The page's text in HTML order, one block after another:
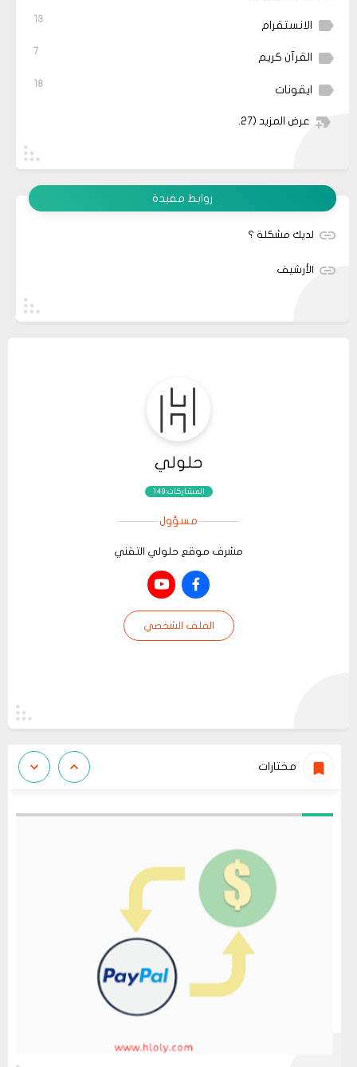
الانستقرام 13
القرآن كريم 7
ايقونات 18
عرض المزيد (27)
روابط مفيدة
لديك مشكلة ؟
الأرشيف
حلولي
المشاركات:149
مسؤول
مشرف موقع حلولي التقني
الملف الشخصي
مختارات